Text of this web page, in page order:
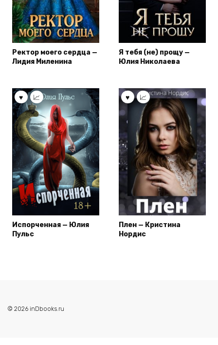
Ректор моего сердца —
Лидия Миленина
Я тебя (не) прощу —
Юлия Николаева
Испорченная — Юлия
Пульс
Плен — Кристина
Нордис
© 2026 inDbooks.ru